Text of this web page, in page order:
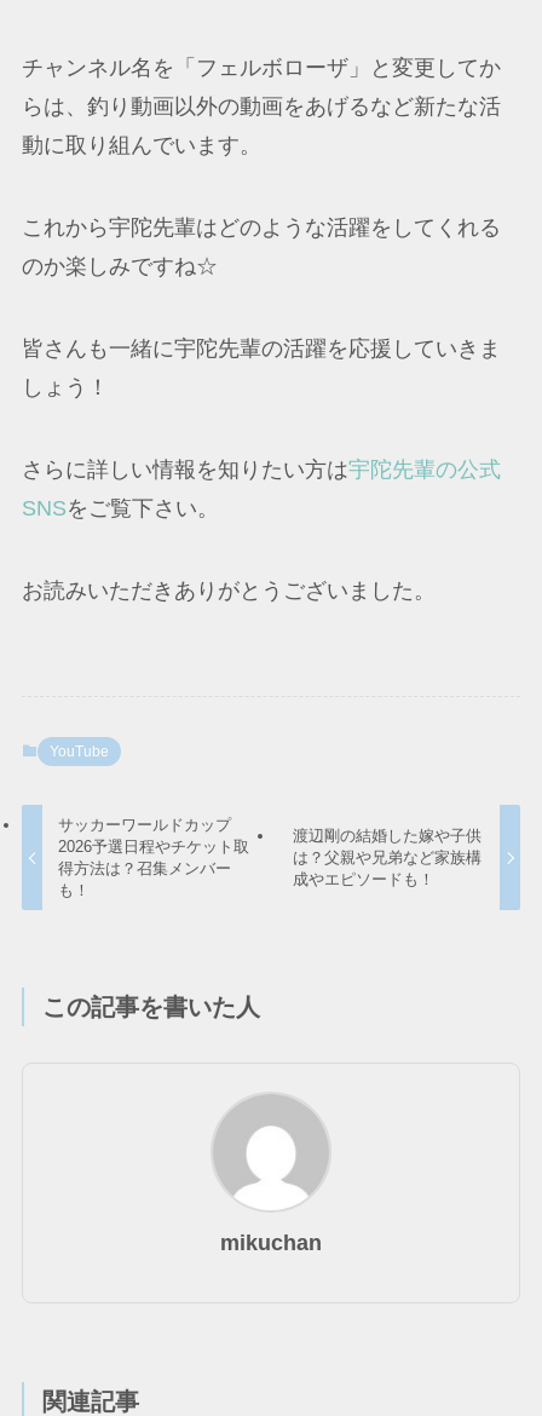
チャンネル名を「フェルボローザ」と変更してか
らは、釣り動画以外の動画をあげるなど新たな活
動に取り組んでいます。
これから宇陀先輩はどのような活躍をしてくれる
のか楽しみですね☆
皆さんも一緒に宇陀先輩の活躍を応援していきま
しょう！
さらに詳しい情報を知りたい方は宇陀先輩の公式
SNSをご覧下さい。
お読みいただきありがとうございました。
YouTube
サッカーワールドカップ
2026予選日程やチケット取
得方法は？召集メンバー
も！
渡辺剛の結婚した嫁や子供
は？父親や兄弟など家族構
成やエピソードも！
この記事を書いた人
mikuchan
関連記事